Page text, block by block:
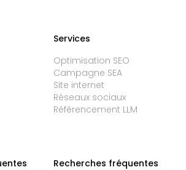
Services
Optimisation SEO
Campagne SEA
Site internet
Réseaux sociaux
Référencement LLM
Recherches fréquentes